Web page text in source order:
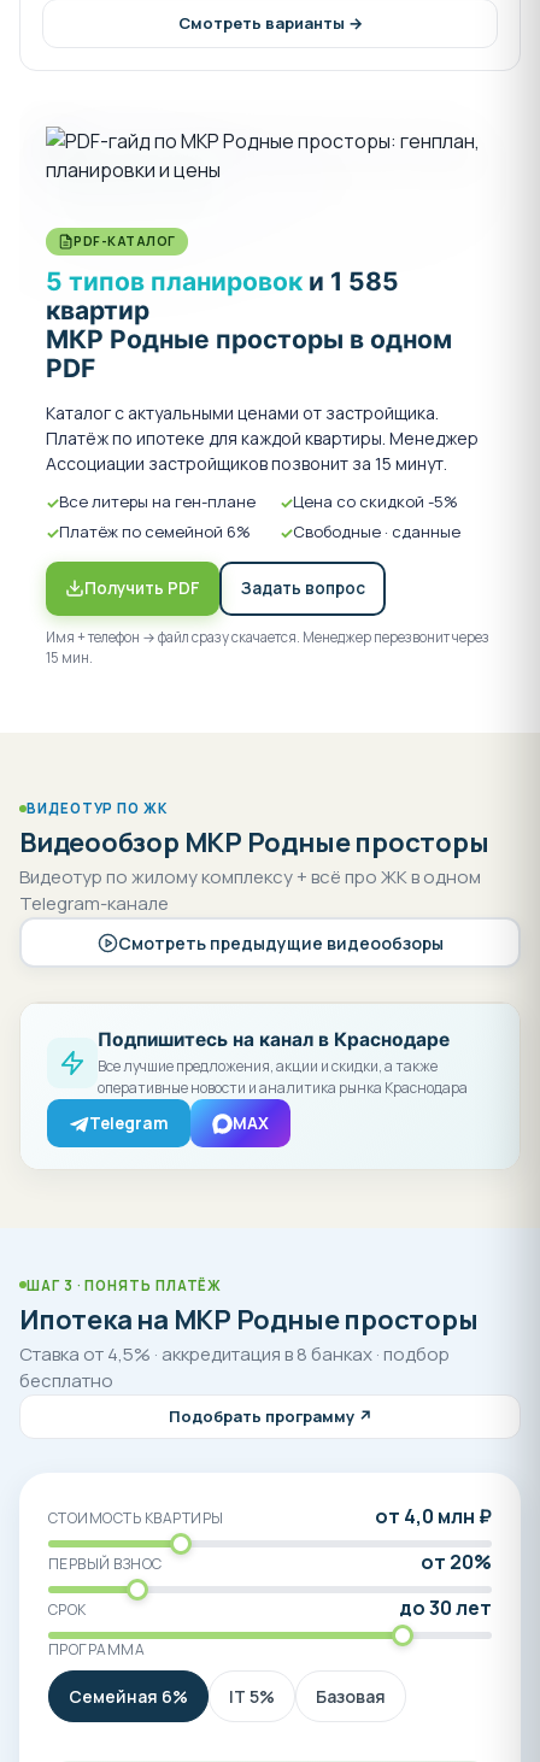
Смотреть варианты →
PDF-КАТАЛОГ
5 типов планировок и 1 585
квартир
МКР Родные просторы в одном
PDF
Каталог с актуальными ценами от застройщика.
Платёж по ипотеке для каждой квартиры. Менеджер
Ассоциации застройщиков позвонит за 15 минут.
Все литеры на ген-плане
Цена со скидкой -5%
Платёж по семейной 6%
Свободные · сданные
Получить PDF Задать вопрос
Имя + телефон → файл сразу скачается. Менеджер перезвонит через
15 мин.
ВИДЕОТУР ПО ЖК
Видеообзор МКР Родные просторы
Видеотур по жилому комплексу + всё про ЖК в одном
Telegram-канале
Смотреть предыдущие видеообзоры
Подпишитесь на канал в Краснодаре
Все лучшие предложения, акции и скидки, а также
оперативные новости и аналитика рынка Краснодара
Telegram MAX
ШАГ 3 · ПОНЯТЬ ПЛАТЁЖ
Ипотека на МКР Родные просторы
Ставка от 4,5% · аккредитация в 8 банках · подбор
бесплатно
Подобрать программу ↗
СТОИМОСТЬ КВАРТИРЫ от 4,0 млн ₽
ПЕРВЫЙ ВЗНОС от 20%
СРОК до 30 лет
ПРОГРАММА
Семейная 6% IT 5% Базовая